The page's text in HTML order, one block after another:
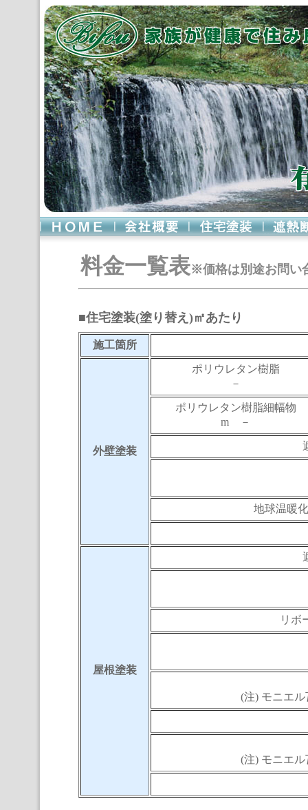
料金一覧表※価格は別途お問い
■住宅塗装(塗り替え)㎡あたり
施工箇所
外壁塗装
ポリウレタン樹脂
－
ポリウレタン樹脂細幅物
m －
地球温暖
屋根塗装
リボ
(注) モニエ
(注) モニエ